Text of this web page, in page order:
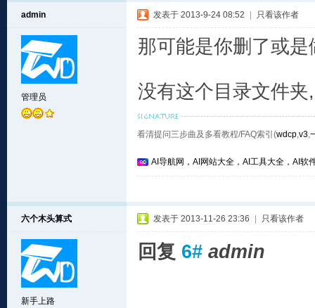
admin
管理员
发表于 2013-9-24 08:52 只看该作者
那可能是你删了或
没有这个目录文件
看清提问三步曲及多看教程/FAQ索引(wdcp,v3,
AI导航网，AI网站大全，AI工具大全，AI软
六个木头算式
新手上路
发表于 2013-11-26 23:36 只看该作者
回复 6# admin